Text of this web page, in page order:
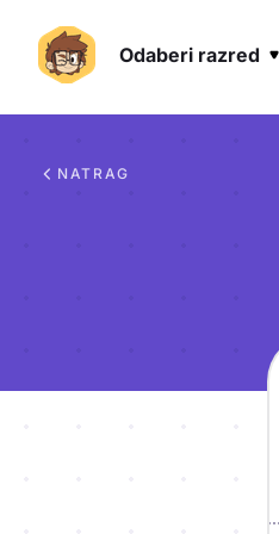
Odaberi razred
NATRAG